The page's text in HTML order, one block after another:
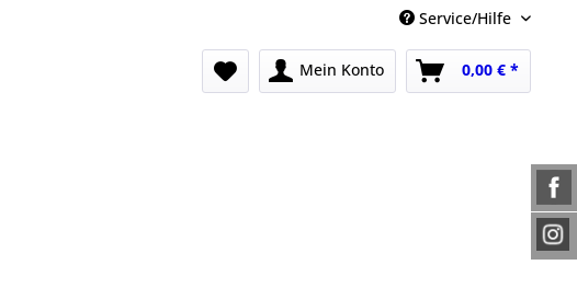
Service/Hilfe
Mein Konto 0,00 € *